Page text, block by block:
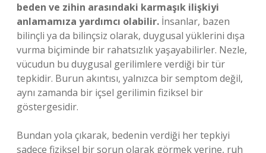
beden ve zihin arasındaki karmaşık ilişkiyi
anlamamıza yardımcı olabilir. İnsanlar, bazen
bilinçli ya da bilinçsiz olarak, duygusal yüklerini dışa
vurma biçiminde bir rahatsızlık yaşayabilirler. Nezle,
vücudun bu duygusal gerilimlere verdiği bir tür
tepkidir. Burun akıntısı, yalnızca bir semptom değil,
aynı zamanda bir içsel gerilimin fiziksel bir
göstergesidir.
Bundan yola çıkarak, bedenin verdiği her tepkiyi
sadece fiziksel bir sorun olarak görmek yerine, ruh